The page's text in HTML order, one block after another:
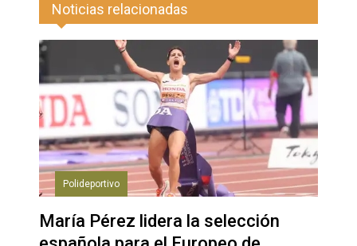
Noticias relacionadas
Polideportivo
María Pérez lidera la selección